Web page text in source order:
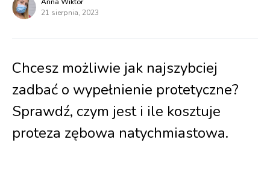
21 sierpnia, 2023
Chcesz możliwie jak najszybciej
zadbać o wypełnienie protetyczne?
Sprawdź, czym jest i ile kosztuje
proteza zębowa natychmiastowa.